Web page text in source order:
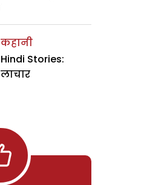
कहानी
Hindi Stories:
लाचार